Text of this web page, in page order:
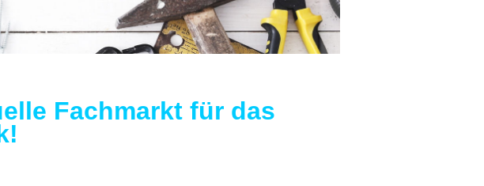
Fachmarkt für das